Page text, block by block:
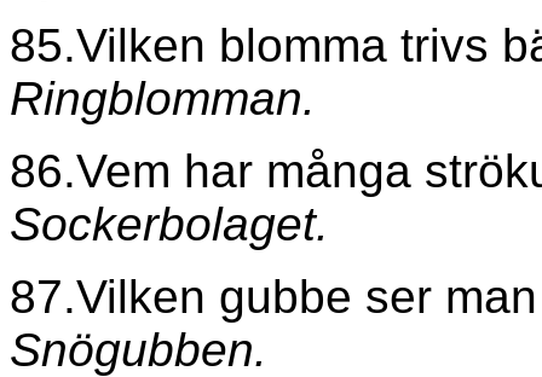
85.Vilken blomma trivs
Ringblomman.
86.Vem har många
Sockerbolaget.
87.Vilken gubbe ser
Snögubben.